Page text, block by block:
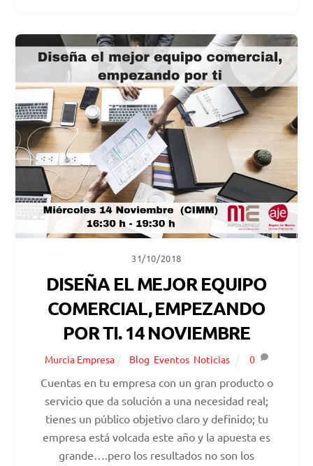
31/10/2018
DISEÑA EL MEJOR EQUIPO
COMERCIAL, EMPEZANDO
POR TI. 14 NOVIEMBRE
Murcia Empresa Blog Eventos Noticias 0
Cuentas en tu empresa con un gran producto o
servicio que da solución a una necesidad real;
tienes un público objetivo claro y definido; tu
empresa está volcada este año y la apuesta es
grande….pero los resultados no son los